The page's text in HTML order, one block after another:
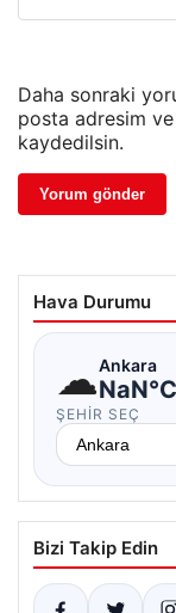
Daha sonraki
posta adresim
kaydedilsin.
Hava Durumu
☁Ankara
NaN°C
ŞEHIR SEÇ
Bizi Takip Edin